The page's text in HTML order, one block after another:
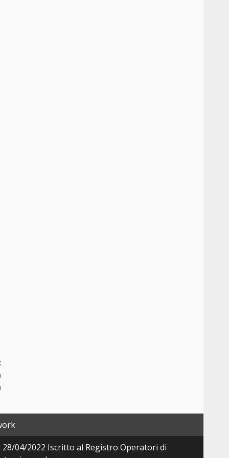
04/2022 Iscritto al Registro Operatori di